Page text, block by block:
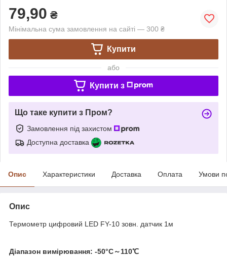
79,90 ₴
Мінімальна сума замовлення на сайті — 300 ₴
Купити
або
Купити з
Що таке купити з Пром?
Замовлення під захистом
Доступна доставка
Опис Характеристики Доставка Оплата Умови
Опис
Термометр цифровий LED FY-10 зовн. датчик 1м
Діапазон вимірювання: -50°C～110℃